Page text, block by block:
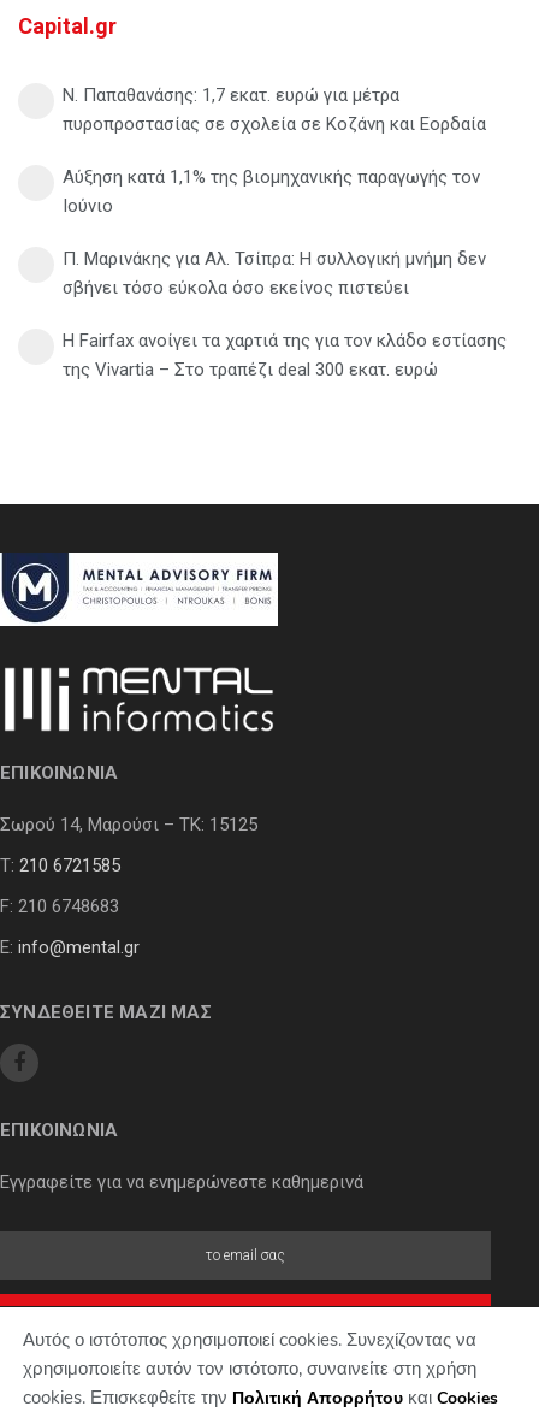
Capital.gr
Ν. Παπαθανάσης: 1,7 εκατ. ευρώ για μέτρα
πυροπροστασίας σε σχολεία σε Κοζάνη και Εορδαία
Αύξηση κατά 1,1% της βιομηχανικής παραγωγής τον
Ιούνιο
Π. Μαρινάκης για Αλ. Τσίπρα: Η συλλογική μνήμη δεν
σβήνει τόσο εύκολα όσο εκείνος πιστεύει
Η Fairfax ανοίγει τα χαρτιά της για τον κλάδο εστίασης
της Vivartia – Στο τραπέζι deal 300 εκατ. ευρώ
ΕΠΙΚΟΙΝΩΝΙΑ
Σωρού 14, Μαρούσι – ΤΚ: 15125
Τ: 210 6721585
F: 210 6748683
E: info@mental.gr
ΣΥΝΔΕΘΕΙΤΕ ΜΑΖΙ ΜΑΣ
ΕΠΙΚΟΙΝΩΝΙΑ
Εγγραφείτε για να ενημερώνεστε καθημερινά
Αυτός ο ιστότοπος χρησιμοποιεί cookies. Συνεχίζοντας να
χρησιμοποιείτε αυτόν τον ιστότοπο, συναινείτε στη χρήση
cookies. Επισκεφθείτε την Πολιτική Απορρήτου και Cookies